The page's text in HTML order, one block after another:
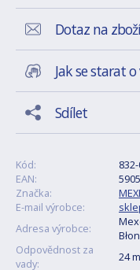
Dotaz na zboží
Jak se starat
Sdílet
Kód:
EAN:
Značka:
E-mail výrobce:
Adresa výrobce:
Odpovědnost za
vady:
24